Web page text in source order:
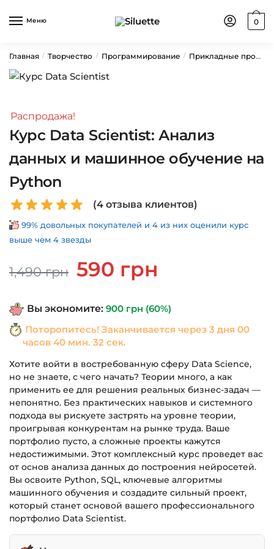
Меню 0
Главная / Творчество / Программирование / Прикладные профессии
Распродажа!
Курс Data Scientist: Анализ
данных и машинное обучение на
Python
(4отзыва клиентов)
99% довольных покупателей и 4 из них оценили курс
выше чем 4 звезды
1,490грн
Первоначальная
цена
1,490 грн.
590 грн
Вы экономите: 900 грн (60%)
Поторопитесь! Заканчивается через 3 дня 00
часов 40 мин. 32 сек.
Хотите войти в востребованную сферу Data Science,
но не знаете, с чего начать? Теории много, а как
применить ее для решения реальных бизнес-задач —
непонятно. Без практических навыков и системного
подхода вы рискуете застрять на уровне теории,
проигрывая конкурентам на рынке труда. Ваше
портфолио пусто, а сложные проекты кажутся
недостижимыми. Этот комплексный курс проведет вас
от основ анализа данных до построения нейросетей.
Вы освоите Python, SQL, ключевые алгоритмы
машинного обучения и создадите сильный проект,
который станет основой вашего профессионального
портфолио Data Scientist.